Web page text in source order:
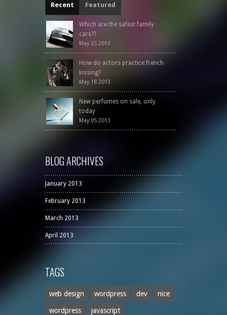
Recent Featured
Which are the safest family
cars??
May 25 2013
How do actors practice french
kissing?
May 18 2013
New perfumes on sale, only
today
May 05 2013
BLOG ARCHIVES
January 2013
February 2013
March 2013
April 2013
TAGS
web design wordpress dev nice
wordpress javascript